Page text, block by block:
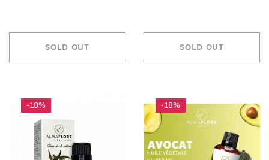
SOLD OUT SOLD OUT
-18% -18%